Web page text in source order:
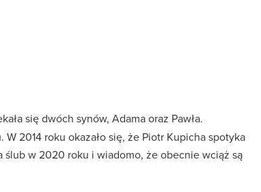
się dwóch synów, Adama oraz Pawła.
2014 roku okazało się, że Piotr Kupicha spotyka
ślub w 2020 roku i wiadomo, że obecnie wciąż są